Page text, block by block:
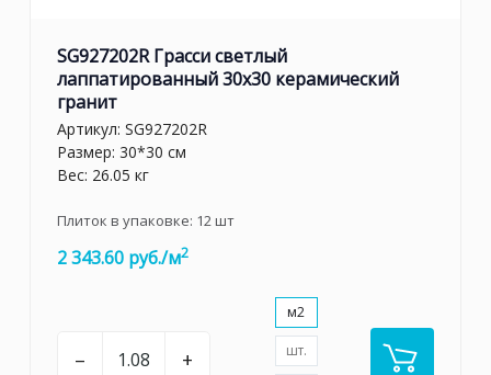
SG927202R Грасси светлый
лаппатированный 30x30 керамический
гранит
Артикул: SG927202R
Размер: 30*30 см
Вес: 26.05 кг
Плиток в упаковке: 12шт
2 343.60 руб./м2
– +
м2
шт.